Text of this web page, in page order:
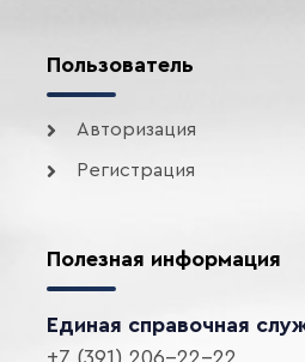
Пользователь
Авторизация
Регистрация
Полезная информация
Единая справочная
+7 (391) 206-22-22